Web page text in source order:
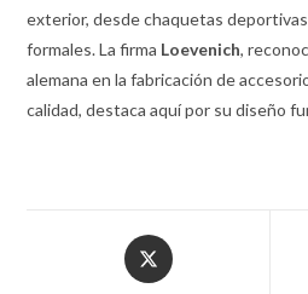
exterior, desde chaquetas
formales. La firma Loevenich,
alemana en la fabricación de
calidad, destaca aquí por su diseño
Opens
in